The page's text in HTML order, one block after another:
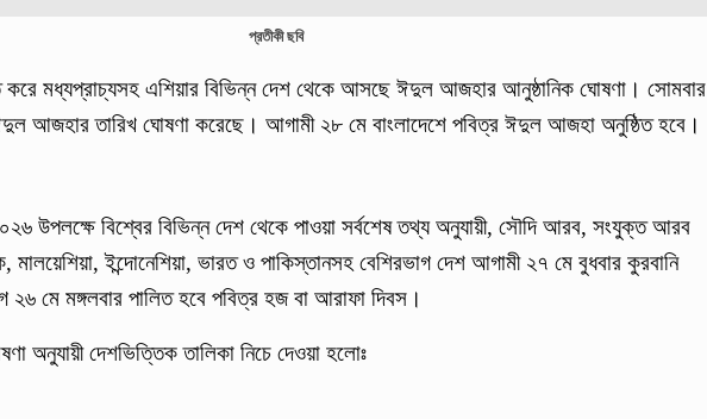
প্রতীকী ছবি
করে মধ্যপ্রাচ্যসহ এশিয়ার বিভিন্ন দেশ থেকে আসছে ঈদুল আজহার আনুষ্ঠানিক ঘোষণা। সোমবার
আজহার তারিখ ঘোষণা করেছে। আগামী ২৮ মে বাংলাদেশে পবিত্র ঈদুল আজহা অনুষ্ঠিত হবে।
উপলক্ষে বিশ্বের বিভিন্ন দেশ থেকে পাওয়া সর্বশেষ তথ্য অনুযায়ী, সৌদি আরব, সংযুক্ত আরব
ইন্দোনেশিয়া, ভারত ও পাকিস্তানসহ বেশিরভাগ দেশ আগামী ২৭ মে বুধবার কুরবানি
মে মঙ্গলবার পালিত হবে পবিত্র হজ বা আরাফা দিবস।
অনুযায়ী দেশভিত্তিক তালিকা নিচে দেওয়া হলোঃ